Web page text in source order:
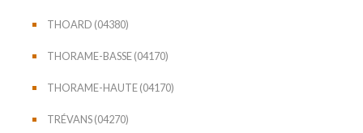
THOARD (04380)
THORAME-BASSE (04170)
THORAME-HAUTE (04170)
TRÉVANS (04270)